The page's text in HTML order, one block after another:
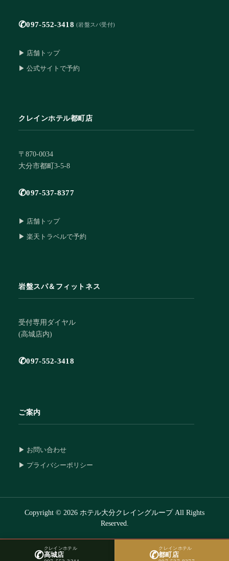
✆097-552-3418 (岩盤スパ受付)
▶ 店舗トップ
▶ 公式サイトで予約
クレインホテル都町店
〒870-0034
大分市都町3-5-8
✆097-537-8377
▶ 店舗トップ
▶ 楽天トラベルで予約
岩盤スパ＆フィットネス
受付専用ダイヤル
(高城店内)
✆097-552-3418
ご案内
▶ お問い合わせ
▶ プライバシーポリシー
Copyright © 2026 ホテル大分クレイングループ All Rights
Reserved.
✆
クレインホテル
高城店 ✆
クレインホテル
都町店